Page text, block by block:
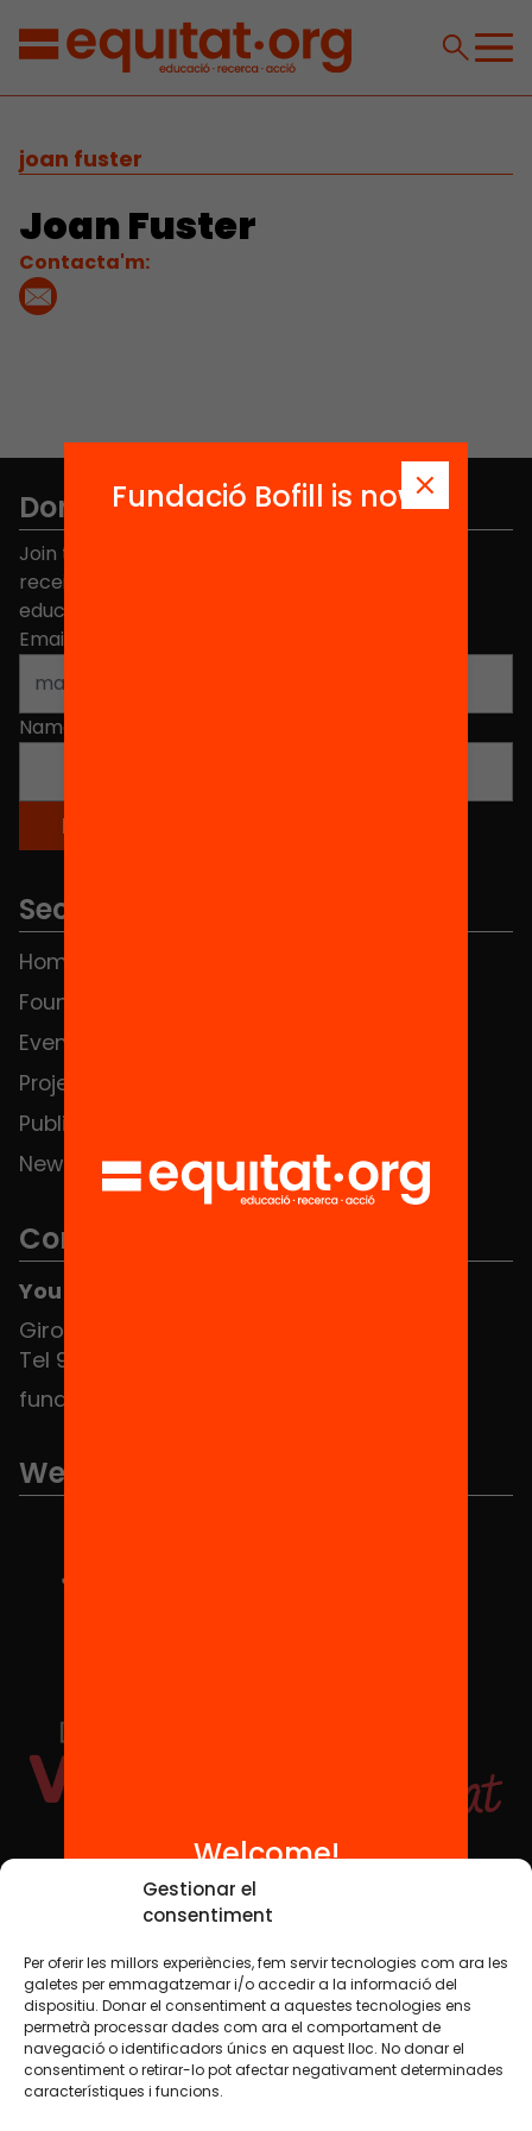
Gestionar el
consentiment
Per oferir les millors experiències, fem servir tecnologies com ara les
galetes per emmagatzemar i/o accedir a la informació del
dispositiu. Donar el consentiment a aquestes tecnologies ens
permetrà processar dades com ara el comportament de
navegació o identificadors únics en aquest lloc. No donar el
consentiment o retirar-lo pot afectar negativament determinades
característiques i funcions.
joan fuster
Joan Fuster
Contacta'm:
Don't miss anything.
Join the more than 40,000 people who already
receive news about initiatives and projects for
educational change in Catalonia.
Email address
Name
Sections
Home
Foundation
Events
Projects
Publications and videos
News
Contact
You can find us at the Social HUB
Girona 34, interior 08010 Barcelona
Tel 934 588 700
fundacio@equitat.org
We are part of...
Social Media
TW YTB IG FB IN
Legal NoticeCookie Policy
Fundació Bofill is now
Welcome!